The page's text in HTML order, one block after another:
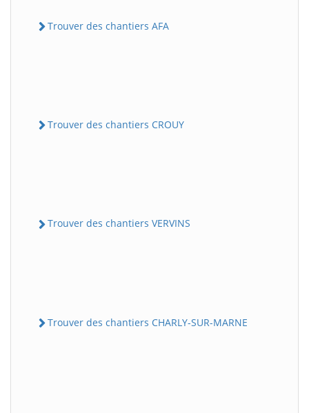
Trouver des chantiers AFA
Trouver des chantiers CROUY
Trouver des chantiers VERVINS
Trouver des chantiers CHARLY-SUR-MARNE